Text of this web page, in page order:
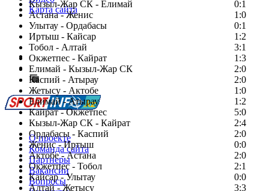
Кызыл-Жар СК - Елимай
0:1
Астана - Женис
1:0
Улытау - Ордабасы
0:1
Иртыш - Кайсар
1:2
Тобол - Алтай
3:1
Окжетпес - Кайрат
1:3
Елимай - Кызыл-Жар СК
2:0
Каспий - Атырау
2:0
Жетысу - Актобе
1:0
Елимай - Атырау
1:2
Кайрат - Окжетпес
5:0
Кызыл-Жар СК - Кайрат
2:4
Ордабасы - Каспий
2:0
Женис - Иртыш
0:0
Актобе - Астана
2:0
Окжетпес - Тобол
2:1
Кайсар - Улытау
0:0
Алтай - Жетысу
3:3
Карта сайта
Есть идея?
Сообщить о мероприятии
Перейти на старый сайт
О проекте
Команда сайта
Партнеры
Вакансии
Вопросы